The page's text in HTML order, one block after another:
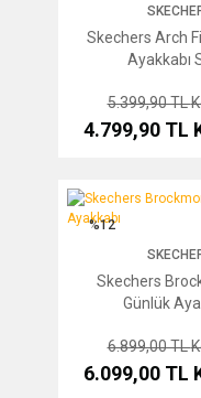
Skechers Arch
Ayakkabı
5.399,90 TL
4.799,90 TL
Skechers Brockmont
%12
Skechers
Günlük
6.899,00 TL
6.099,00 TL